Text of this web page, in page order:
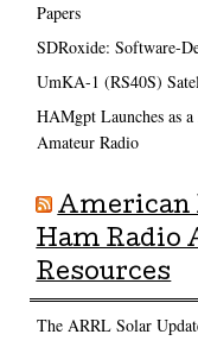
Papers
SDRoxide: Software-
UmKA-1 (RS40S)
HAMgpt Launches as
Amateur Radio
American
Ham Radio
Resources
The ARRL Solar